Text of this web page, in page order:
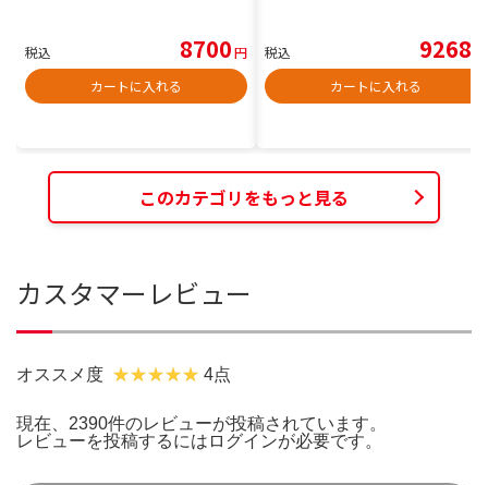
税込 8700円
カートに入れる
税込 9268
カートに入れる
このカテゴリをもっと見る
カスタマーレビュー
オススメ度 4点
現在、2390件のレビューが投稿されています。
レビューを投稿するには ログインが必要です。